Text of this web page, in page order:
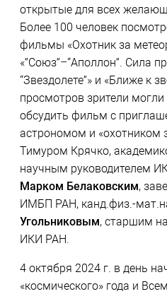
открытые для всех
Более 100 человек
фильмы «Охотник за
«”Союз”–“Аполлон”. Сила
“Звездолете”» и «Ближе к
просмотров зрители
обсудить фильм с
астрономом и «охотником
Тимуром Крячко,
научным руководителем
Марком Белаковским,
ИМБП РАН, канд.физ.-
Угольниковым, старшим
ИКИ РАН.
4 октября 2024 г. в день
«космического» года и